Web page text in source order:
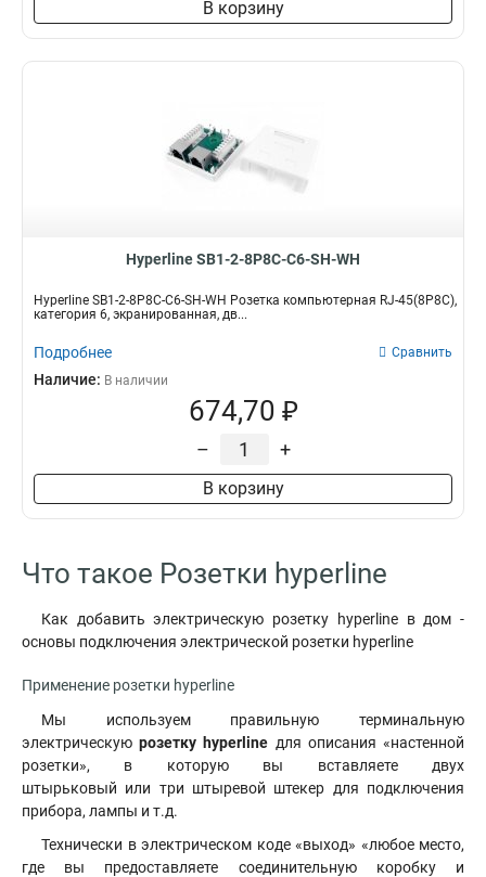
В корзину
Hyperline SB1-2-8P8C-C6-SH-WH
Hyperline SB1-2-8P8C-C6-SH-WH Розетка компьютерная RJ-45(8P8C),
категория 6, экранированная, дв...
Подробнее Сравнить
Наличие: В наличии
674,70 ₽
– +
В корзину
Что такое Розетки hyperline
Как добавить электрическую розетку hyperline в дом -
основы подключения электрической розетки hyperline
Применение розетки hyperline
Мы используем правильную терминальную
электрическуюрозетку hyperline для описания «настенной
розетки», в которую вы вставляете двух
штырьковый или три штыревой штекер для подключения
прибора, лампы и т.д.
Технически в электрическом коде «выход» «любое место,
где вы предоставляете соединительную коробку и